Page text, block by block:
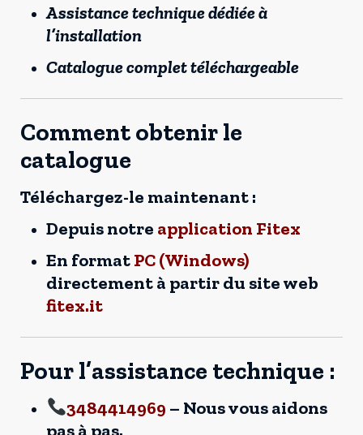
Assistance technique dédiée à
l’installation
Catalogue complet téléchargeable
Comment obtenir le
catalogue
Téléchargez-le maintenant :
Depuis notre application Fitex
En formatPC (Windows)
directement à partir du site web
fitex.it
Pour l’assistance technique :
3484414969 – Nous vous aidons
pas à pas.